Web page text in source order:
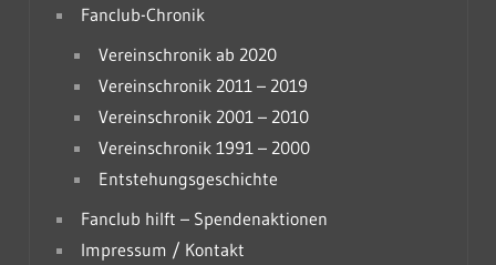
Fanclub-Chronik
Vereinschronik ab 2020
Vereinschronik 2011 – 2019
Vereinschronik 2001 – 2010
Vereinschronik 1991 – 2000
Entstehungsgeschichte
Fanclub hilft – Spendenaktionen
Impressum / Kontakt